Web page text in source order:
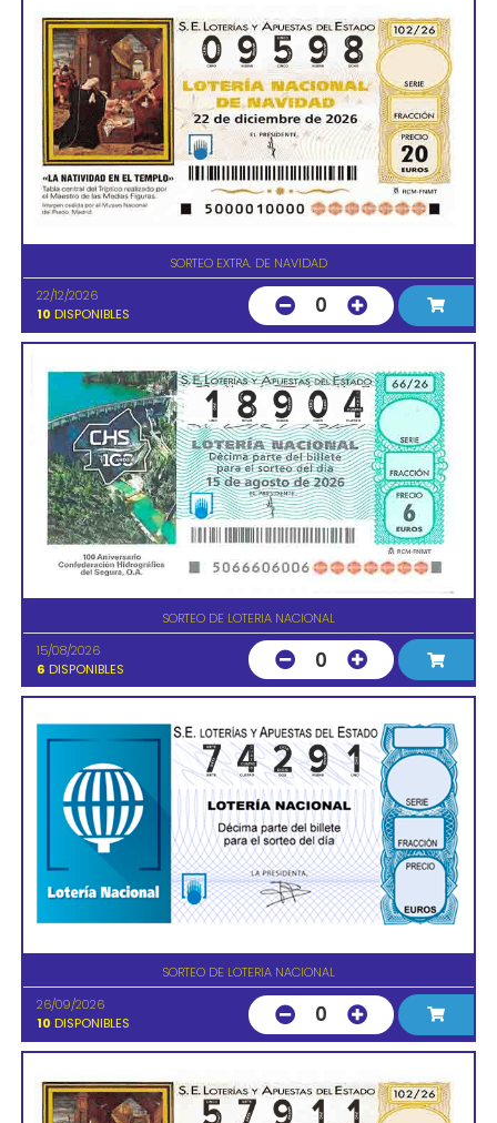
SORTEO EXTRA. DE NAVIDAD
22/12/2026
10 DISPONIBLES 0
SORTEO DE LOTERIA NACIONAL
15/08/2026
6 DISPONIBLES 0
SORTEO DE LOTERIA NACIONAL
26/09/2026
10 DISPONIBLES 0